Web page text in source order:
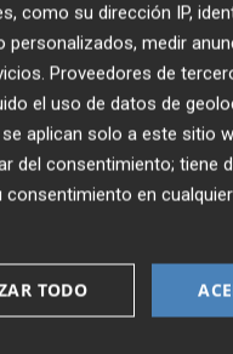
si su evolución es
de noviembre. La
con el equipo
día parte de la
esfuerzos y los
readaptador en el
como su dirección IP,
medir
Proveedores de
el uso de datos de
aplican solo a este sitio
del consentimiento; tiene
consentimiento en
TODO